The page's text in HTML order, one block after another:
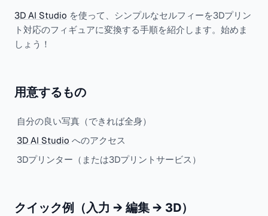
3D AI Studio を使って、シンプルなセルフィーを3Dプリン
ト対応のフィギュアに変換する手順を紹介します。始めま
しょう！
用意するもの
自分の良い写真（できれば全身）
3D AI Studio へのアクセス
3Dプリンター（または3Dプリントサービス）
クイック例（入力 → 編集 → 3D）